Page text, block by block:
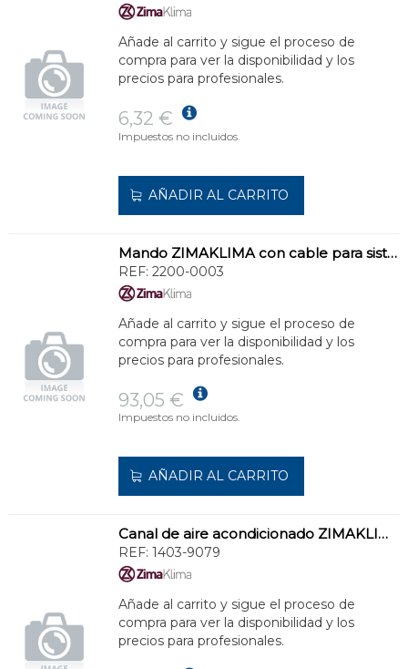
Añade al carrito y sigue el proceso de
compra para ver la disponibilidad y los
precios para profesionales.
6,32 €
Impuestos no incluidos.
AÑADIR AL CARRITO
Mando ZIMAKLIMA con cable para sistemas de climatización
REF: 2200-0003
Añade al carrito y sigue el proceso de
compra para ver la disponibilidad y los
precios para profesionales.
93,05 €
Impuestos no incluidos.
AÑADIR AL CARRITO
Canal de aire acondicionado ZIMAKLIMA 1403-9079 modular de uso versátil
REF: 1403-9079
Añade al carrito y sigue el proceso de
compra para ver la disponibilidad y los
precios para profesionales.